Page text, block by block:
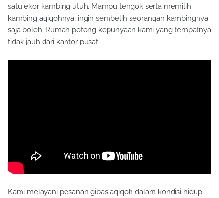
satu ekor kambing utuh. Mampu tengok serta memilih
kambing aqiqohnya, ingin sembelih seorangan kambingnya
saja boleh. Rumah potong kepunyaan kami yang tempatnya
tidak jauh dari kantor pusat.
Kami melayani pesanan gibas aqiqoh dalam kondisi hidup